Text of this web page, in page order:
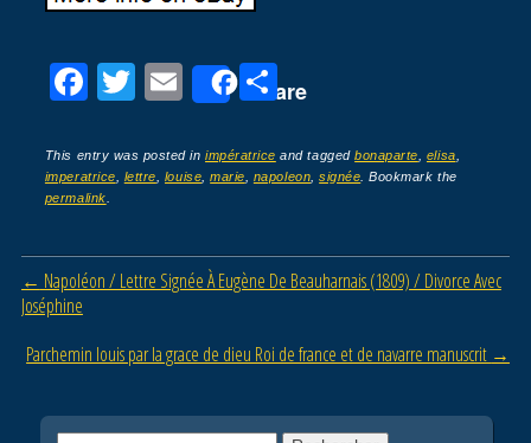
F
c
e
o
k
T
tt
er
E
ail
Share
P
ta
g
This entry was posted inimpératrice and taggedbonaparte elisa
imperatrice
lettre louise ,marie napoleon ,signée . Bookmark the
permalink
Post navigation
← Napoléon / Lettre Signée À Eugène De Beauharnais (1809) / Divorce Avec
Joséphine
Parchemin louis par la grace de dieu Roi de france et de navarre manuscrit →